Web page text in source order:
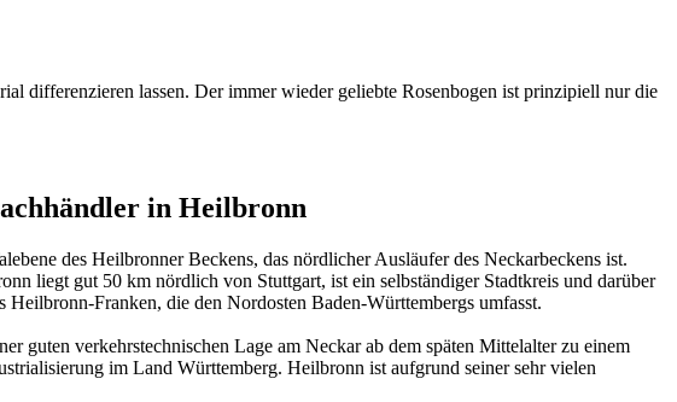
differenzieren lassen. Der immer wieder geliebte Rosenbogen ist prinzipiell nur die
in Heilbronn
des Heilbronner Beckens, das nördlicher Ausläufer des Neckarbeckens ist.
liegt gut 50 km nördlich von Stuttgart, ist ein selbständiger Stadtkreis und darüber
Franken, die den Nordosten Baden-Württembergs umfasst.
guten verkehrstechnischen Lage am Neckar ab dem späten Mittelalter zu einem
im Land Württemberg. Heilbronn ist aufgrund seiner sehr vielen